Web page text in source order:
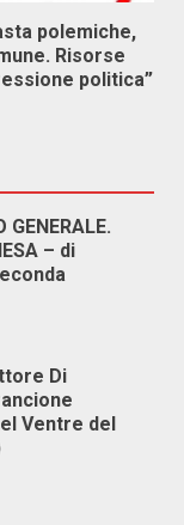
polemiche,
Risorse
politica”
GENERALE.
– di
Di
Ventre del